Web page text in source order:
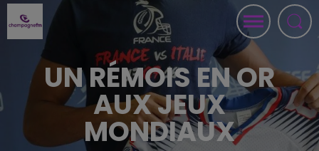
UN RÉMOIS EN OR
AUX JEUX
MONDIAUX